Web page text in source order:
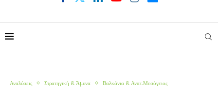
Αναλύσεις Στρατηγική & Άμυνα Βαλκάνια & Ανατ.Μεσόγειος